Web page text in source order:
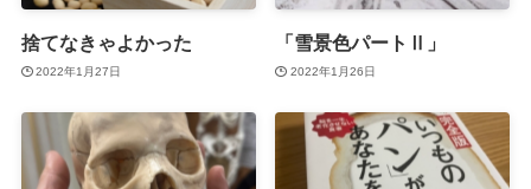
捨てなきゃよかった
2022年1月27日
「雪景色パートⅡ」
2022年1月26日